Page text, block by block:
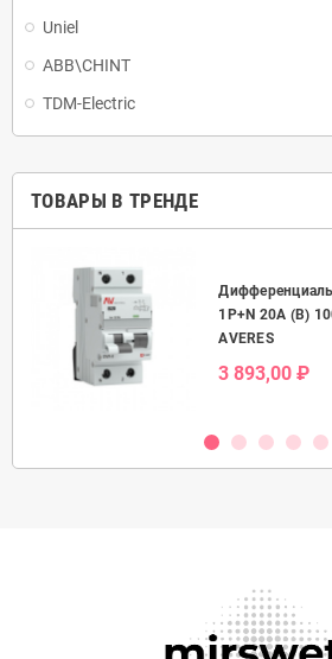
Uniel
ABB\CHINT
TDM-Electric
ТОВАРЫ В ТРЕНДЕ
1P+N 20А (B)
AVERES
3 893,00 ₽